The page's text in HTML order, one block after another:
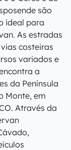
são
ideal para
As estradas
costeiras
variados e
a
da Península
Monte, em
Através da